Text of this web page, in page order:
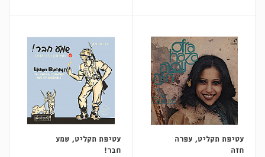
עטיפת תקליט, עפרה
חזה
עטיפת תקליט, שמע
חבר!